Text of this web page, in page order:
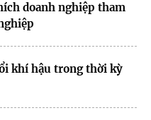
doanh nghiệp tham
khí hậu trong thời kỳ